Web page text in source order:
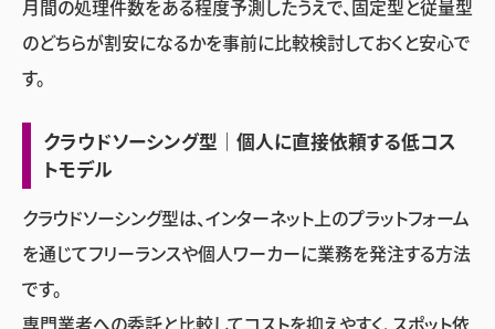
月間の処理件数をある程度予測したうえで、固定型と従量型
のどちらが割安になるかを事前に比較検討しておくと安心で
す。
クラウドソーシング型｜個人に直接依頼する低コス
トモデル
クラウドソーシング型は、インターネット上のプラットフォーム
を通じてフリーランスや個人ワーカーに業務を発注する方法
です。
専門業者への委託と比較してコストを抑えやすく、スポット依